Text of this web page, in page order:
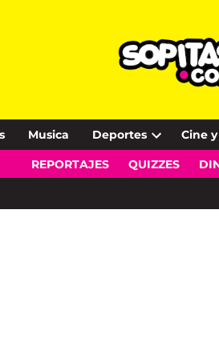
Musica Deportes
Open
dropdown
Cine
REPORTAJES QUIZZES